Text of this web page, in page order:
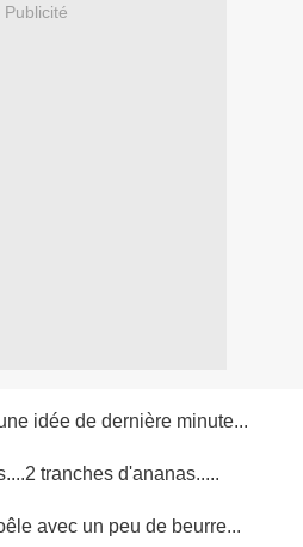
Publicité
idée de dernière minute...
tranches d'ananas.....
avec un peu de beurre...